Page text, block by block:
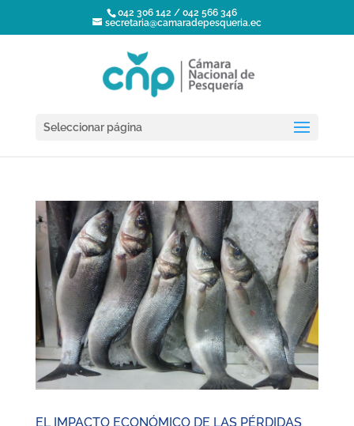
042 306 142 / 042 566 346
secretaria@camaradepesqueria.ec
Seleccionar página
EL IMPACTO ECONÓMICO DE LAS PÉRDIDAS